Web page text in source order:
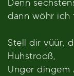
dann wöhr ich
Stell dir vüür,
Huhstrooß,
Unger dingem